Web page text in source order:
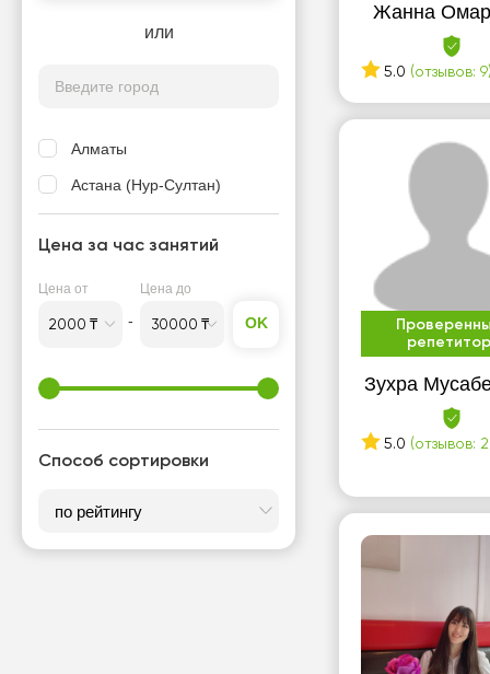
Жанна
5.0 (отзывов: 9)
репетитор
Зухра
5.0 (отзывов:
или
Алматы
Астана (Нур-Султан)
Цена за час занятий
Цена от Цена до
OK
Способ сортировки